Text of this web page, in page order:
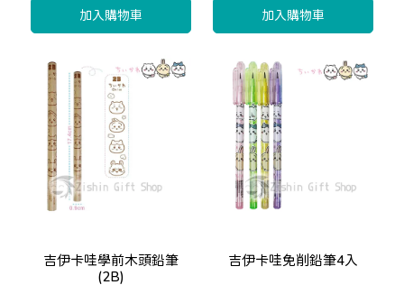
加入購物車 加入購物車
吉伊卡哇學前木頭鉛筆
(2B)
吉伊卡哇免削鉛筆4入